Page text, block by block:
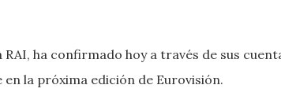
ha confirmado hoy a través de sus
la próxima edición de Eurovisión.